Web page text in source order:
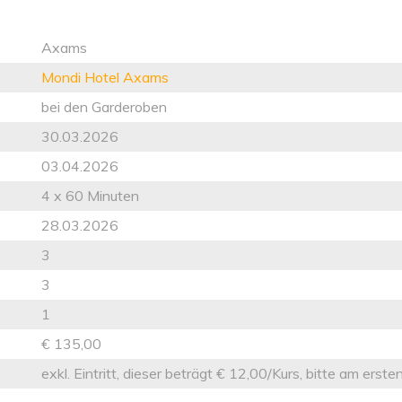
Axams
Mondi Hotel Axams
bei den Garderoben
30.03.2026
03.04.2026
4 x 60 Minuten
28.03.2026
3
3
1
€ 135,00
exkl. Eintritt, dieser beträgt € 12,00/Kurs, bitte am